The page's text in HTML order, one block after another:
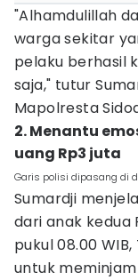
"Alhamdulillah
warga sekitar
pelaku berhasil
saja," tutur
Mapolresta
2. Menantu
uang Rp3 juta
Garis polisi dipasang di
Sumardji
dari anak kedua
pukul 08.00
untuk